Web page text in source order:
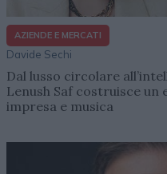
AZIENDE E MERCATI
Davide Sechi
Dal lusso circolare
Lenush Saf costruisce
impresa e musica